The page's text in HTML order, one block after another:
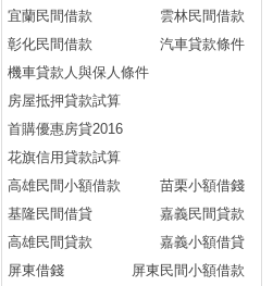
宜蘭民間借款
雲林民間借款
彰化民間借款
汽車貸款條件
機車貸款人與保人條件
房屋抵押貸款試算
首購優惠房貸2016
花旗信用貸款試算
高雄民間小額借款
苗栗小額借錢
基隆民間借貸
嘉義民間貸款
高雄民間貸款
嘉義小額借貸
屏東借錢
屏東民間小額借款